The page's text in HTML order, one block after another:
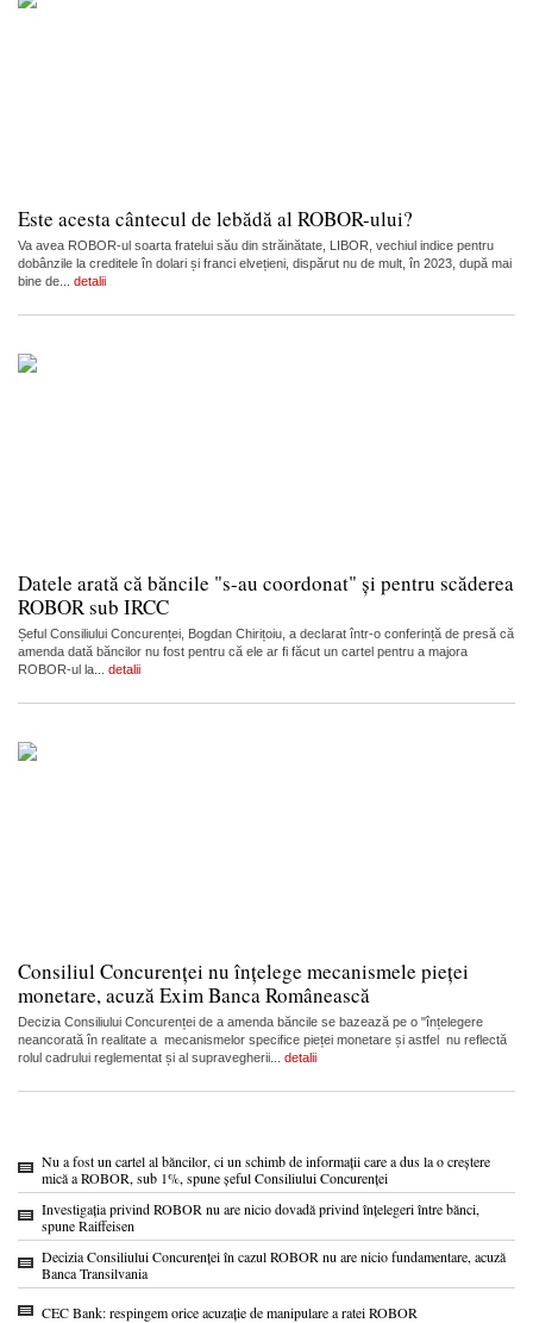
Este acesta cântecul de lebădă al ROBOR-ului?
Va avea ROBOR-ul soarta fratelui său din străinătate, LIBOR, vechiul indice pentru
dobânzile la creditele în dolari și franci elvețieni, dispărut nu de mult, în 2023, după mai
bine de... detalii
Datele arată că băncile "s-au coordonat" și pentru scăderea
ROBOR sub IRCC
Șeful Consiliului Concurenței, Bogdan Chirițoiu, a declarat într-o conferință de presă că
amenda dată băncilor nu fost pentru că ele ar fi făcut un cartel pentru a majora
ROBOR-ul la... detalii
Consiliul Concurenței nu înțelege mecanismele pieței
monetare, acuză Exim Banca Românească
Decizia Consiliului Concurenței de a amenda băncile se bazează pe o "înțelegere
neancorată în realitate a mecanismelor specifice pieței monetare și astfel nu reflectă
rolul cadrului reglementat și al supravegherii... detalii
Nu a fost un cartel al băncilor, ci un schimb de informații care a dus la o creștere
mică a ROBOR, sub 1%, spune șeful Consiliului Concurenței
Investigația privind ROBOR nu are nicio dovadă privind înțelegeri între bănci,
spune Raiffeisen
Decizia Consiliului Concurenței în cazul ROBOR nu are nicio fundamentare, acuză
Banca Transilvania
CEC Bank: respingem orice acuzație de manipulare a ratei ROBOR